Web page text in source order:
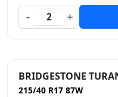
-
2 +
BRIDGESTONE
215/40 R17 87W